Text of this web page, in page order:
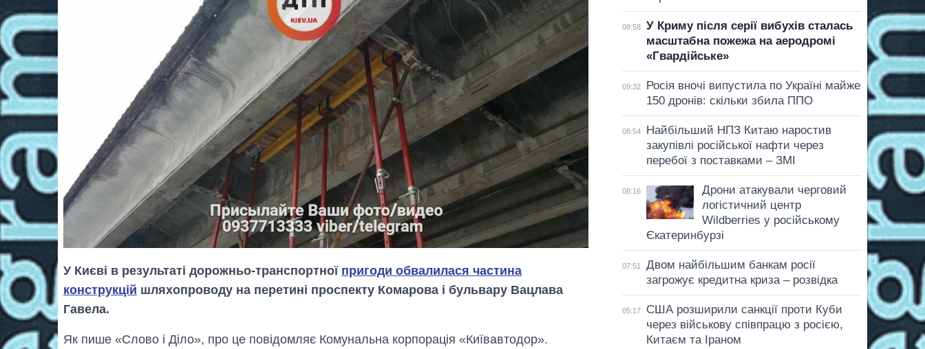
У Києві в результаті дорожньо-транспортної пригоди обвалилася частина
конструкцій шляхопроводу на перетині проспекту Комарова і бульвару Вацлава
Гавела.
Як пише «Слово і Діло», про це повідомляє Комунальна корпорація «Київавтодор».
09:58
У Криму після серії вибухів сталась
масштабна пожежа на аеродромі
«Гвардійське»
09:32
Росія вночі випустила по Україні майже
150 дронів: скільки збила ППО
08:54
Найбільший НПЗ Китаю наростив
закупівлі російської нафти через
перебої з поставками – ЗМІ
08:16
Дрони атакували черговий
логістичний центр
Wildberries у російському
Єкатеринбурзі
07:51
Двом найбільшим банкам росії
загрожує кредитна криза – розвідка
05:17
США розширили санкції проти Куби
через військову співпрацю з росією,
Китаєм та Іраном